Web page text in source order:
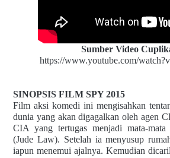
Sumber Video
https://www.youtube.com/
SINOPSIS FILM SPY 2015
Film aksi komedi ini mengisahkan
dunia yang akan digagalkan oleh agen
CIA yang tertugas menjadi mata-
(Jude Law). Setelah ia menyusup
iapun menemui ajalnya. Kemudian